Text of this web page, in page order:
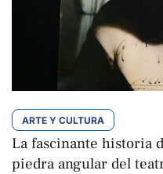
ARTE Y CULTURA
La fascinante historia
piedra angular del